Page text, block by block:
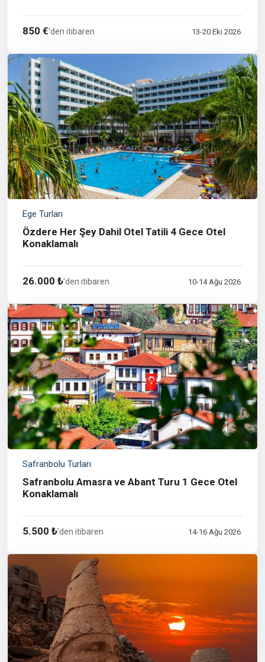
850 €'den itibaren 13-20 Eki 2026
Ege Turları
Özdere Her Şey Dahil Otel Tatili 4 Gece Otel
Konaklamalı
26.000 ₺'den itibaren 10-14 Ağu 2026
Safranbolu Turları
Safranbolu Amasra ve Abant Turu 1 Gece Otel
Konaklamalı
5.500 ₺'den itibaren 14-16 Ağu 2026